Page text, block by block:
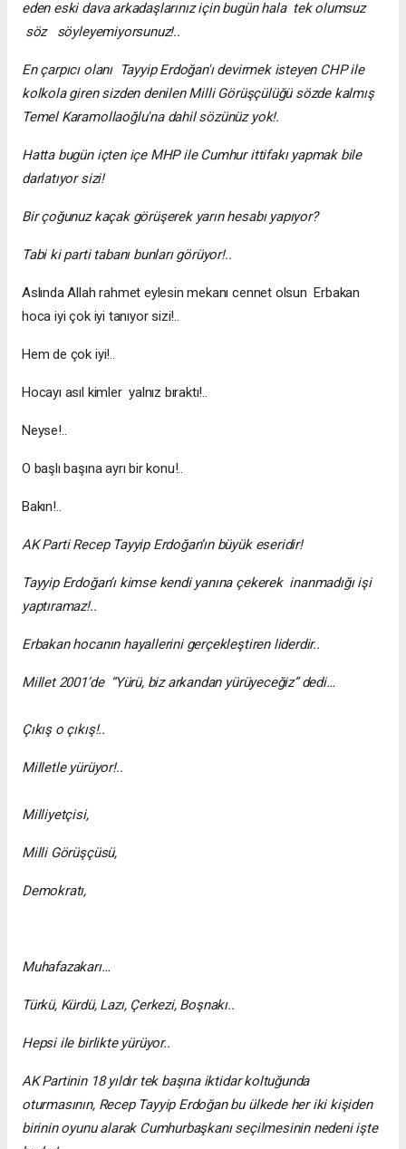
eden eski dava arkadaşlarınız için bugün hala tek olumsuz
söz söyleyemiyorsunuz!..
En çarpıcı olanı Tayyip Erdoğan'ı devirmek isteyen CHP ile
kolkola giren sizden denilen Milli Görüşçülüğü sözde kalmış
Temel Karamollaoğlu'na dahil sözünüz yok!.
Hatta bugün içten içe MHP ile Cumhur ittifakı yapmak bile
darlatıyor sizi!
Bir çoğunuz kaçak görüşerek yarın hesabı yapıyor?
Tabi ki parti tabanı bunları görüyor!..
Aslında Allah rahmet eylesin mekanı cennet olsun Erbakan
hoca iyi çok iyi tanıyor sizi!..
Hem de çok iyi!..
Hocayı asıl kimler yalnız bıraktı!..
Neyse!..
O başlı başına ayrı bir konu!..
Bakın!..
AK Parti Recep Tayyip Erdoğan’ın büyük eseridir!
Tayyip Erdoğan’ı kimse kendi yanına çekerek inanmadığı işi
yaptıramaz!..
Erbakan hocanın hayallerini gerçekleştiren liderdir..
Millet 2001’de “Yürü, biz arkandan yürüyeceğiz” dedi…
Çıkış o çıkış!..
Milletle yürüyor!..
Milliyetçisi,
Milli Görüşçüsü,
Demokratı,
Muhafazakarı…
Türkü, Kürdü, Lazı, Çerkezi, Boşnakı..
Hepsi ile birlikte yürüyor..
AK Partinin 18 yıldır tek başına iktidar koltuğunda
oturmasının, Recep Tayyip Erdoğan bu ülkede her iki kişiden
birinin oyunu alarak Cumhurbaşkanı seçilmesinin nedeni işte